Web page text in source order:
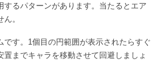
するパターンがあります。当たるとエア
。
す。1個目の円範囲が表示されたらすぐ
までキャラを移動させて回避しましょ